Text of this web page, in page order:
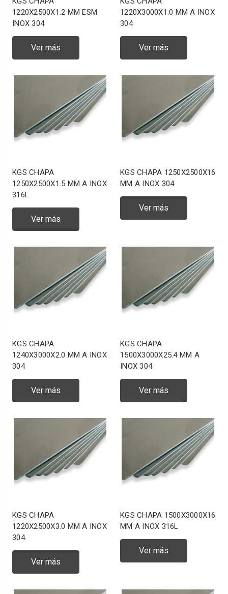
1220X2500X1.2 MM ESM
INOX 304
Ver más
1220X3000X1.0 MM A INOX
304
Ver más
KGS CHAPA
1250X2500X1.5 MM A INOX
316L
Ver más
KGS CHAPA 1250X2500X16
MM A INOX 304
Ver más
KGS CHAPA
1240X3000X2.0 MM A INOX
304
Ver más
KGS CHAPA
1500X3000X25.4 MM A
INOX 304
Ver más
KGS CHAPA
1220X2500X3.0 MM A INOX
304
Ver más
KGS CHAPA 1500X3000X16
MM A INOX 316L
Ver más